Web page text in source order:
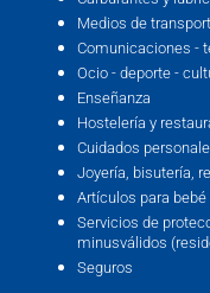
Medios de
Comunicaciones -
Ocio - deporte -
Enseñanza
Hostelería y
Cuidados
Joyería, bisutería,
Artículos para bebé
Servicios de
minusválidos
Seguros